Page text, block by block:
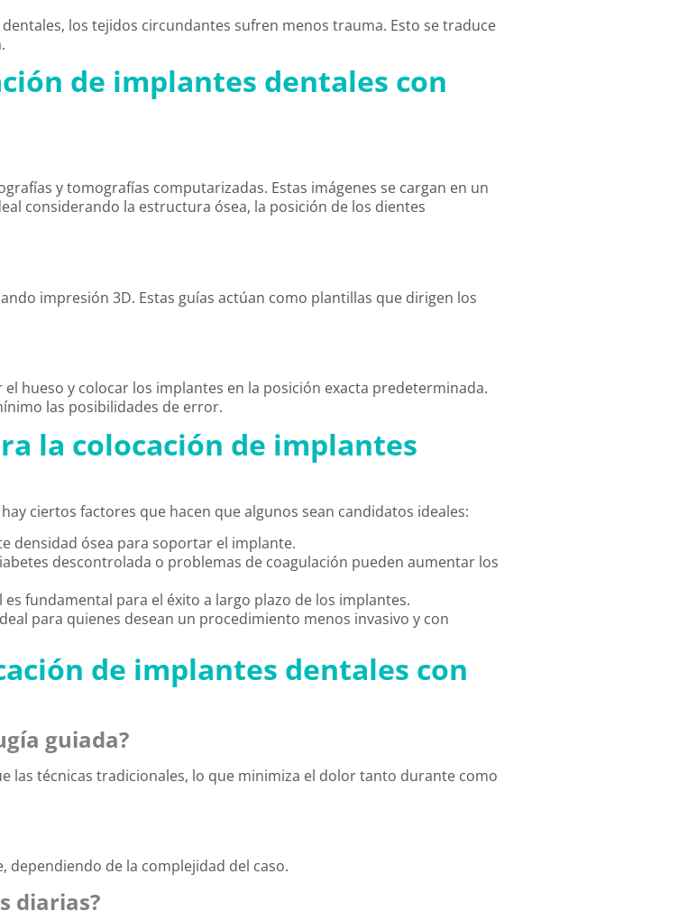
los tejidos circundantes sufren menos trauma. Esto se traduce
de implantes dentales con
y tomografías computarizadas. Estas imágenes se cargan en un
considerando la estructura ósea, la posición de los dientes
impresión 3D. Estas guías actúan como plantillas que dirigen los
hueso y colocar los implantes en la posición exacta predeterminada.
las posibilidades de error.
la colocación de implantes
ciertos factores que hacen que algunos sean candidatos ideales:
densidad ósea para soportar el implante.
descontrolada o problemas de coagulación pueden aumentar los
fundamental para el éxito a largo plazo de los implantes.
para quienes desean un procedimiento menos invasivo y con
de implantes dentales con
guiada?
las técnicas tradicionales, lo que minimiza el dolor tanto durante como
de la complejidad del caso.
diarias?